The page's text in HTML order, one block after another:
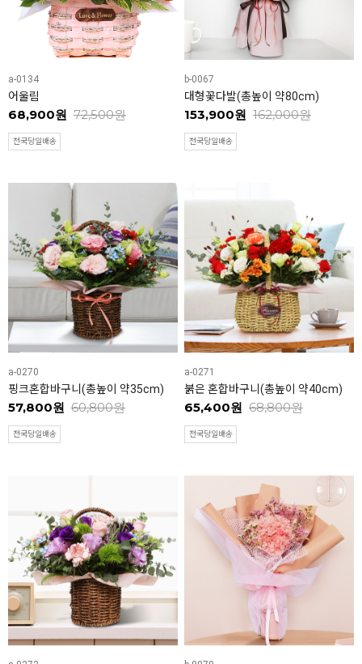
a-0134
어울림
68,900원 72,500원
전국당일배송
b-0067
대형꽃다발(총높이 약80cm)
153,900원 162,000원
전국당일배송
a-0270
핑크혼합바구니(총높이 약35cm)
57,800원 60,800원
전국당일배송
a-0271
붉은 혼합바구니(총높이 약40cm)
65,400원 68,800원
전국당일배송